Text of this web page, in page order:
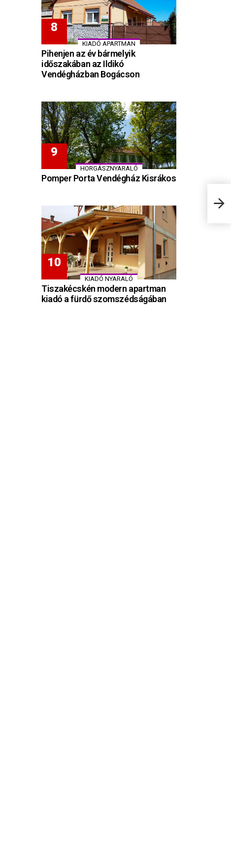
KIADÓ APARTMAN
Pihenjen az év bármelyik
időszakában az Ildikó
Vendégházban Bogácson
HORGÁSZNYARALÓ
Pomper Porta Vendégház Kisrákos
KIADÓ NYARALÓ
Tiszakécskén modern apartman
kiadó a fürdő szomszédságában